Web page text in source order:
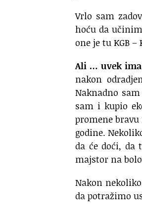
Vrlo sam
hoću da
one je tu KGB –
Ali … uvek
nakon
Naknadno
sam i kupio
promene
godine.
da će doći, da
majstor na
Nakon
da potražimo